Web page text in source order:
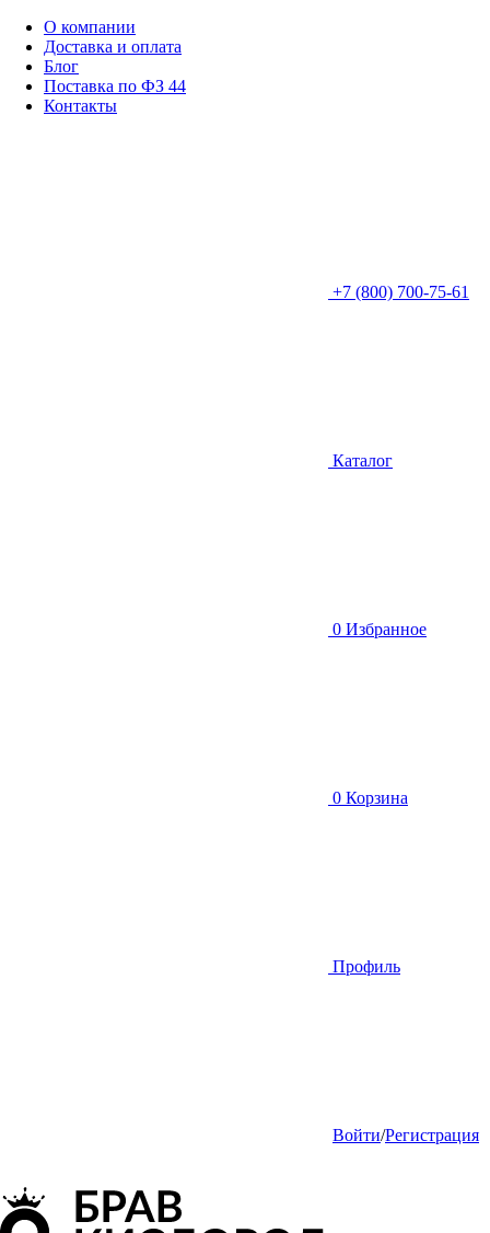
О компании
Доставка и оплата
Блог
Поставка по ФЗ 44
Контакты
+7 (800) 700-75-61
Каталог
0 Избранное
0 Корзина
Профиль
Войти/Регистрация